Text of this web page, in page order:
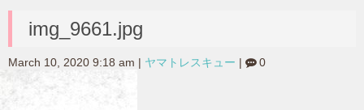
img_9661.jpg
March 10, 2020 9:18 am ヤマトレスキュー 0